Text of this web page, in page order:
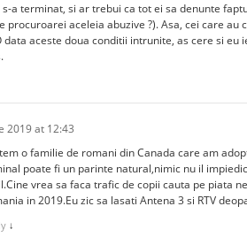
a terminat, si ar trebui ca tot ei sa denunte
procuroarei aceleia abuzive ?). Asa, cei care au
data aceste doua conditii intrunite, as cere si
2019 at 12:43
o familie de romani din Canada care am
poate fi un parinte natural,nimic nu il
vrea sa faca trafic de copii cauta pe piata
in 2019.Eu zic sa lasati Antena 3 si RTV
↓